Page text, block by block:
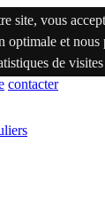
site, vous
optimale et nous
de visites
contacter